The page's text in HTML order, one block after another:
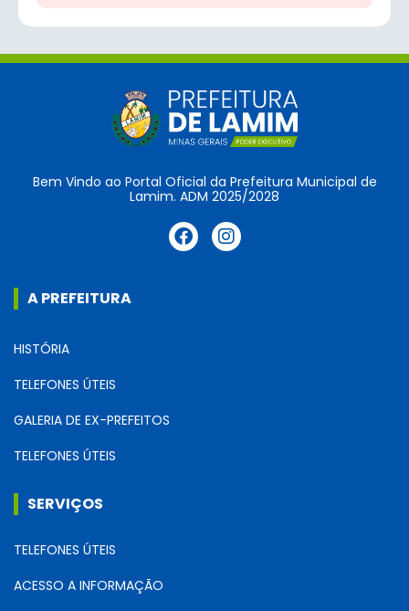
Bem Vindo ao Portal Oficial da Prefeitura Municipal de
Lamim. ADM 2025/2028
A PREFEITURA
HISTÓRIA
TELEFONES ÚTEIS
GALERIA DE EX-PREFEITOS
TELEFONES ÚTEIS
SERVIÇOS
TELEFONES ÚTEIS
ACESSO A INFORMAÇÃO